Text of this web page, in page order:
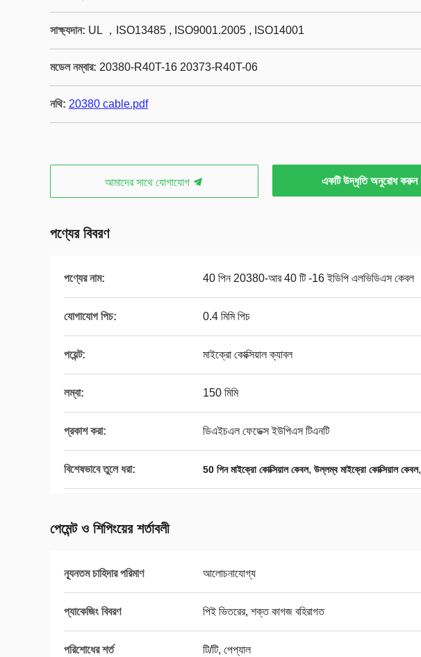
সাক্ষ্যদান: UL ，ISO13485 , ISO9001.2005 , ISO14001
মডেল নম্বার: 20380-R40T-16 20373-R40T-06
নথি: 20380 cable.pdf
আমাদের সাথে যোগাযোগ একটি উদ্ধৃতি অনুরোধ করুন
পণ্যের বিবরণ
পণ্যের নাম: 40 পিন 20380-আর 40 টি -16 ইডিপি এলভিডিএস কেবল
যোগাযোগ পিচ: 0.4 মিমি পিচ
পয়েন্ট: মাইক্রো কোক্সিয়াল ক্যাবল
লম্বা: 150 মিমি
প্রকাশ করা: ডিএইচএল ফেডেক্স ইউপিএস টিএনটি
বিশেষভাবে তুলে ধরা: 50 পিন মাইক্রো কোক্সিয়াল কেবল, উল্লম্ব মাইক্রো কোক্সিয়াল কেবল,
পেমেন্ট ও শিপিংয়ের শর্তাবলী
ন্যূনতম চাহিদার পরিমাণ আলোচনাযোগ্য
প্যাকেজিং বিবরণ পিই ভিতরের, শক্ত কাগজ বহিরাগত
পরিশোধের শর্ত টি/টি, পেপ্যাল